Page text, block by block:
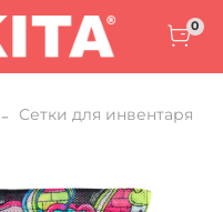
0
Сетки для инвентаря